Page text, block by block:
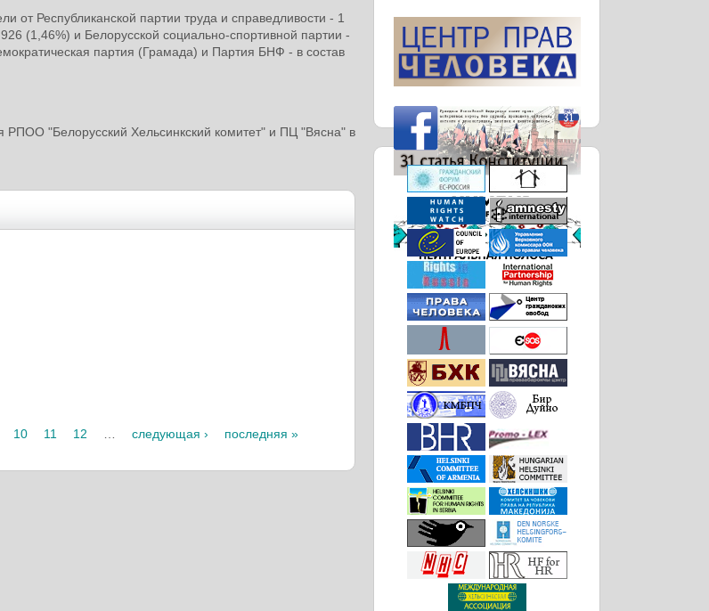
от Республиканской партии труда и справедливости - 1
(1,46%) и Белорусской социально-спортивной партии -
партия (Грамада) и Партия БНФ - в состав
"Белорусский Хельсинкский комитет" и ПЦ "Вясна" в
10 11 12 … следующая › последняя »